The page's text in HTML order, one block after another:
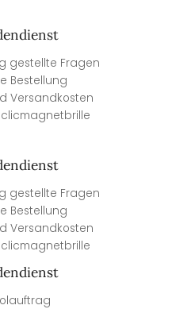
gestellte Fragen
Bestellung
Versandkosten
gestellte Fragen
Bestellung
Versandkosten